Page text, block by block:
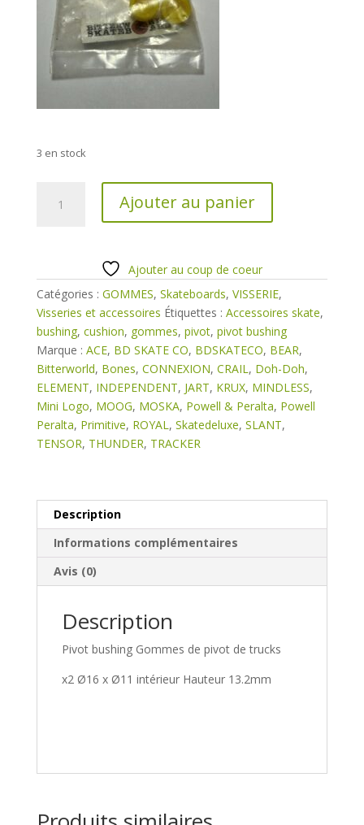
3 en stock
de
trucks
Ajouter au panier
Ajouter au coup de coeur
Catégories : GOMMES, Skateboards, VISSERIE,
Visseries et accessoires Étiquettes : Accessoires skate,
bushing, cushion, gommes, pivot, pivot bushing
Marque : ACE, BD SKATE CO, BDSKATECO, BEAR,
Bitterworld, Bones, CONNEXION, CRAIL, Doh-Doh,
ELEMENT, INDEPENDENT, JART, KRUX, MINDLESS,
Mini Logo, MOOG, MOSKA, Powell & Peralta, Powell
Peralta, Primitive, ROYAL, Skatedeluxe, SLANT,
TENSOR, THUNDER, TRACKER
Description
Informations complémentaires
Avis (0)
Description
Pivot bushing Gommes de pivot de trucks
x2 Ø16 x Ø11 intérieur Hauteur 13.2mm